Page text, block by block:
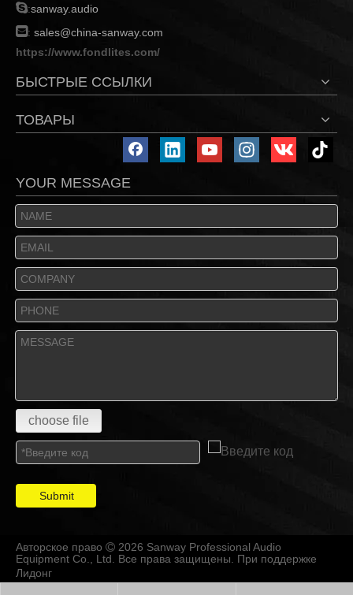
:sanway.audio
: sales@china-sanway.com
https://www.fondlites.com/
БЫСТРЫЕ ССЫЛКИ
ТОВАРЫ
YOUR MESSAGE
choose file
Submit
Авторское право  2026 Sanway Professional Audio
Equipment Co., Ltd. Все права защищены. При поддержке
Лидонг